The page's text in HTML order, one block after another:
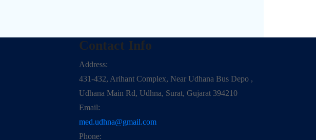
Contact Info
Address:
431-432, Arihant Complex, Near Udhana Bus Depo ,
Udhana Main Rd, Udhna, Surat, Gujarat 394210
Email:
med.udhna@gmail.com
Phone: